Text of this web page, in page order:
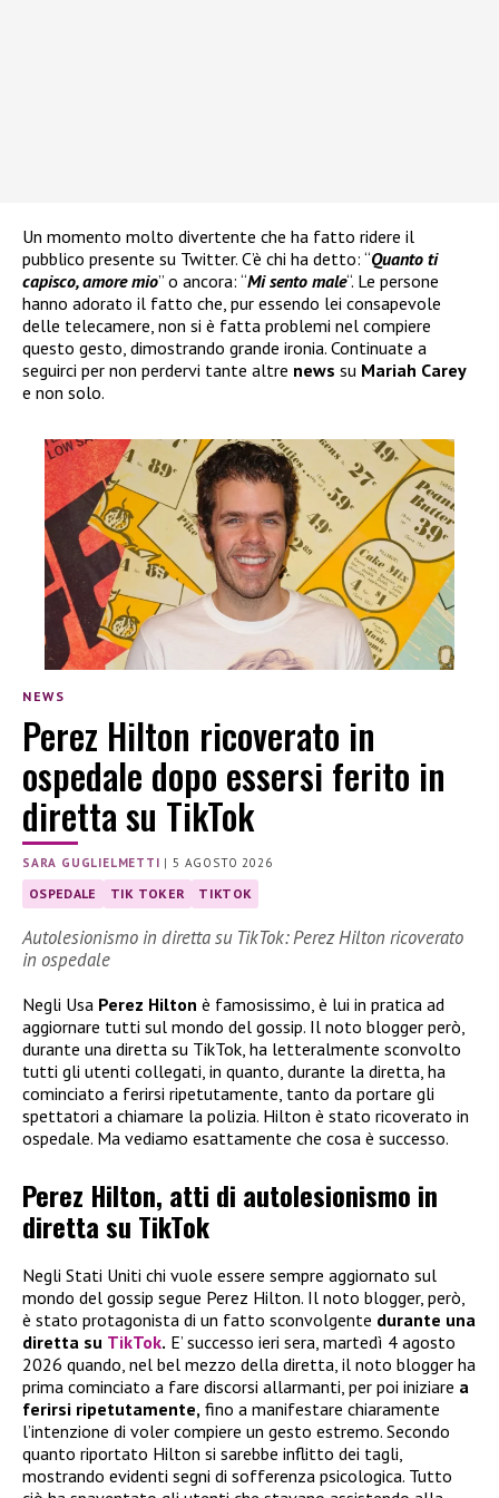
Un momento molto divertente che ha fatto ridere il
pubblico presente su Twitter. C’è chi ha detto: “Quanto ti
capisco, amore mio” o ancora: “Mi sento male“. Le persone
hanno adorato il fatto che, pur essendo lei consapevole
delle telecamere, non si è fatta problemi nel compiere
questo gesto, dimostrando grande ironia. Continuate a
seguirci per non perdervi tante altre news su Mariah Carey
e non solo.
NEWS
Perez Hilton ricoverato in
ospedale dopo essersi ferito in
diretta su TikTok
SARA GUGLIELMETTI | 5 AGOSTO 2026
OSPEDALE TIK TOKER TIKTOK
Autolesionismo in diretta su TikTok: Perez Hilton ricoverato
in ospedale
Negli Usa Perez Hilton è famosissimo, è lui in pratica ad
aggiornare tutti sul mondo del gossip. Il noto blogger però,
durante una diretta su TikTok, ha letteralmente sconvolto
tutti gli utenti collegati, in quanto, durante la diretta, ha
cominciato a ferirsi ripetutamente, tanto da portare gli
spettatori a chiamare la polizia. Hilton è stato ricoverato in
ospedale. Ma vediamo esattamente che cosa è successo.
Perez Hilton, atti di autolesionismo in
diretta su TikTok
Negli Stati Uniti chi vuole essere sempre aggiornato sul
mondo del gossip segue Perez Hilton. Il noto blogger, però,
è stato protagonista di un fatto sconvolgente durante una
diretta su TikTok. E’ successo ieri sera, martedì 4 agosto
2026 quando, nel bel mezzo della diretta, il noto blogger ha
prima cominciato a fare discorsi allarmanti, per poi iniziare a
ferirsi ripetutamente, fino a manifestare chiaramente
l’intenzione di voler compiere un gesto estremo. Secondo
quanto riportato Hilton si sarebbe inflitto dei tagli,
mostrando evidenti segni di sofferenza psicologica. Tutto